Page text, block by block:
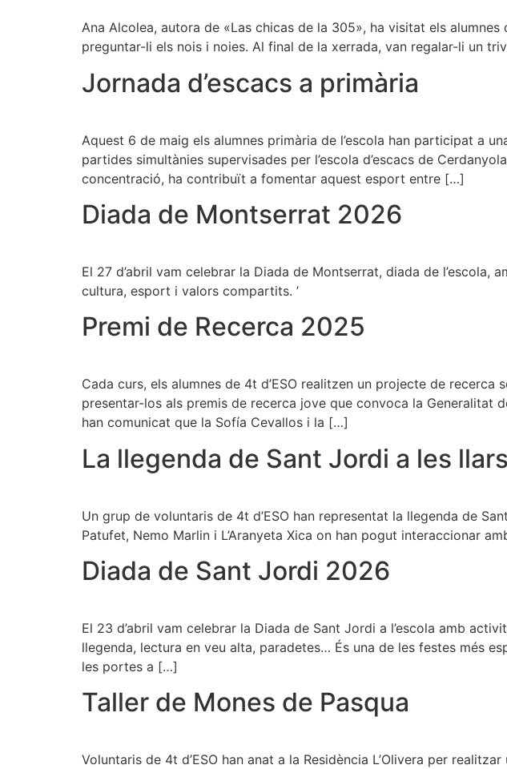
Ana Alcolea, autora de «Las chicas de la 305», ha visitat els
preguntar-li els nois i noies. Al final de la xerrada, van regalar-li un
Jornada d’escacs a primària
Aquest 6 de maig els alumnes primària de l’escola han participat a
partides simultànies supervisades per l’escola d’escacs de
concentració, ha contribuït a fomentar aquest esport entre […]
Diada de Montserrat 2026
El 27 d’abril vam celebrar la Diada de Montserrat, diada de
cultura, esport i valors compartits. ’
Premi de Recerca 2025
Cada curs, els alumnes de 4t d’ESO realitzen un projecte de recerca
presentar-los als premis de recerca jove que convoca la Generalitat
han comunicat que la Sofía Cevallos i la […]
La llegenda de Sant Jordi a les
Un grup de voluntaris de 4t d’ESO han representat la llegenda de
Patufet, Nemo Marlin i L’Aranyeta Xica on han pogut interaccionar
Diada de Sant Jordi 2026
El 23 d’abril vam celebrar la Diada de Sant Jordi a l’escola amb
llegenda, lectura en veu alta, paradetes… És una de les festes més
les portes a […]
Taller de Mones de Pasqua
Voluntaris de 4t d’ESO han anat a la Residència L’Olivera per